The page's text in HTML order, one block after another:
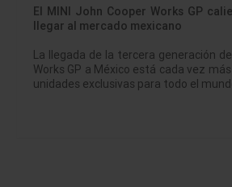
El MINI John Cooper Works GP
llegar al mercado mexicano
La llegada de la tercera generación
Works GP a México está cada vez
unidades exclusivas para todo el